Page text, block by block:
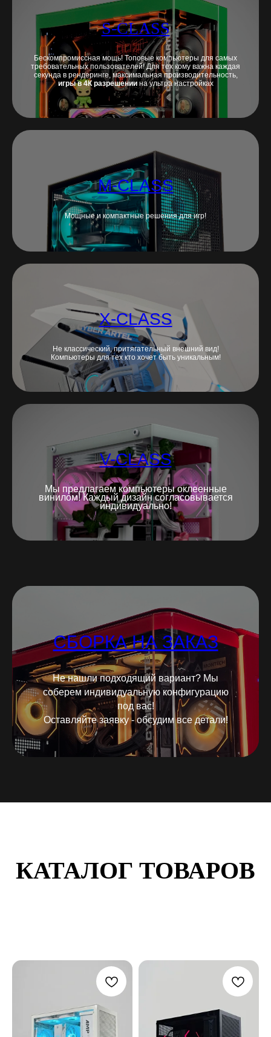
S-CLASS
Бескомпромиссная мощь! Топовые компьютеры для самых
требовательных пользователей! Для тех кому важна каждая
секунда в рендеринге, максимальная производительность,
игры в 4К разрешении на ультра настройках
M-CLASS
Мощные и компактные решения для игр!
X-CLASS
Не классический, притягательный внешний вид!
Компьютеры для тех кто хочет быть уникальным!
V-CLASS
Мы предлагаем компьютеры оклеенные
винилом! Каждый дизайн согласовывается
индивидуально!
СБОРКА НА ЗАКАЗ
Не нашли подходящий вариант? Мы
соберем индивидуальную конфигурацию
под вас!
Оставляйте заявку - обсудим все детали!
КАТАЛОГ ТОВАРОВ